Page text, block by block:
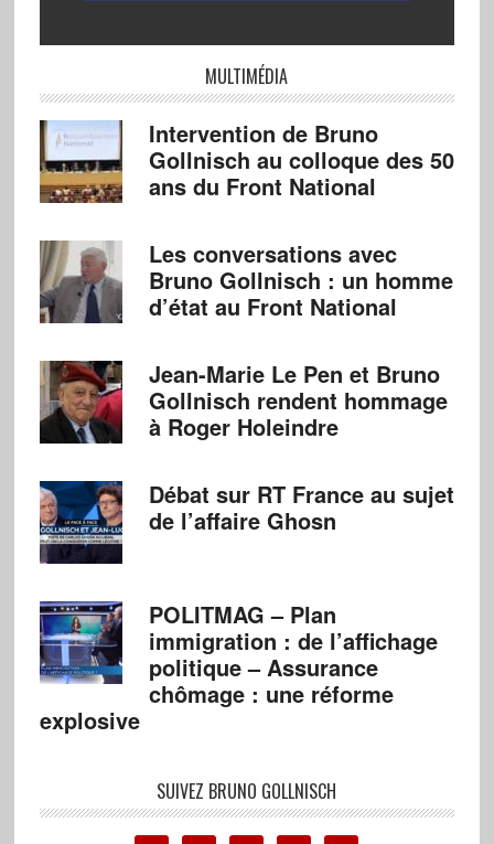
MULTIMÉDIA
Intervention de Bruno
Gollnisch au colloque des 50
ans du Front National
Les conversations avec
Bruno Gollnisch : un homme
d’état au Front National
Jean-Marie Le Pen et Bruno
Gollnisch rendent hommage
à Roger Holeindre
Débat sur RT France au sujet
de l’affaire Ghosn
POLITMAG – Plan
immigration : de l’affichage
politique – Assurance
chômage : une réforme
explosive
SUIVEZ BRUNO GOLLNISCH